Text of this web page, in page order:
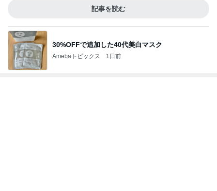
記事を読む
30%OFFで追加した40代美白マスク
Amebaトピックス 1日前